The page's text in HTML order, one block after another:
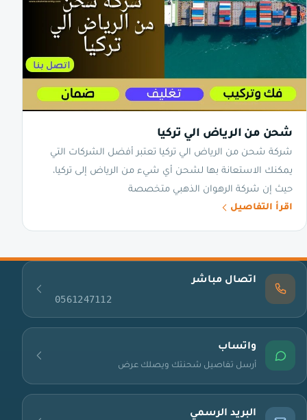
شحن من الرياض الي تركيا
شركة شحن من الرياض الي تركيا تعتبر أفضل الشركات التي
يمكنك الاستعانة بها لشحن أي شيء من الرياض إلى تركيا،
حيث إن شركة الرهوان الذهبي متخصصة
اقرأ التفاصيل
اتصال مباشر
0561247112
واتساب
أرسل تفاصيل شحنتك ويصلك عرض
البريد الرسمي